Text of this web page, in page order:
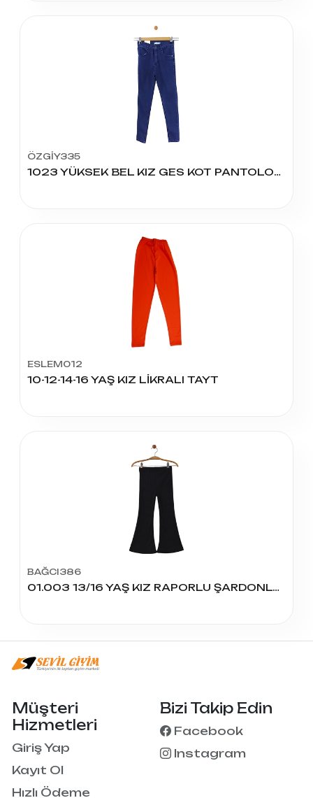
ÖZGİY335
1023 YÜKSEK BEL KIZ GES KOT PANTOLON 13-17 YAŞ
ESLEM012
10-12-14-16 YAŞ KIZ LİKRALI TAYT
BAĞCI386
01.003 13/16 YAŞ KIZ RAPORLU ŞARDONLU İSPANYOL TAYT
Müşteri
Hizmetleri
Giriş Yap
Kayıt Ol
Hızlı Ödeme
Bizi Takip Edin
Facebook
Instagram